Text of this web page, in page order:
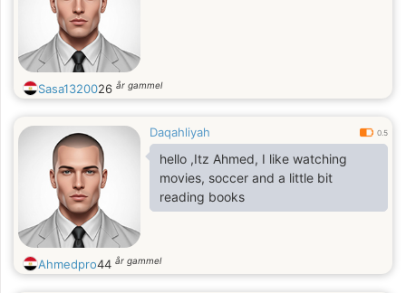
Sasa1320026 år gammel
Daqahliyah 0.5
hello ,Itz Ahmed, I like watching
movies, soccer and a little bit
reading books
Ahmedpro44 år gammel